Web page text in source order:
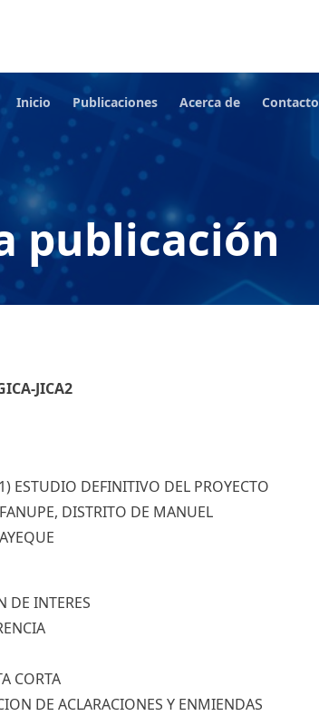
Inicio Publicaciones Acerca de Contacto
publicación
JICA2
ESTUDIO DEFINITIVO DEL PROYECTO
DISTRITO DE MANUEL
DE INTERES
CORTA
DE ACLARACIONES Y ENMIENDAS